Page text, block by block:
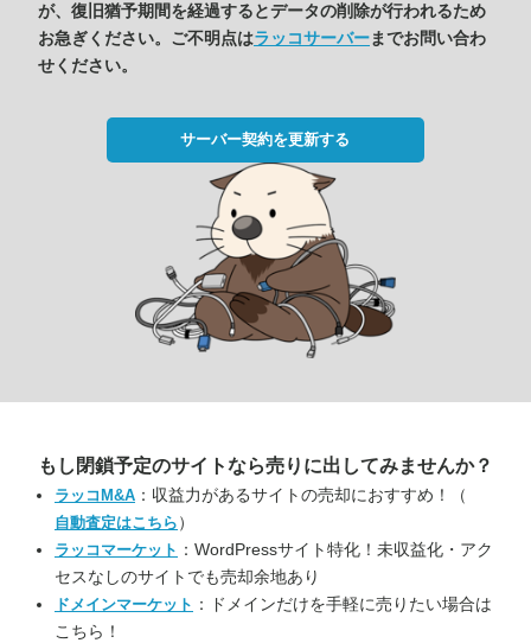
が、復旧猶予期間を経過するとデータの削除が行われるため
お急ぎください。ご不明点はラッコサーバーまでお問い合わ
せください。
サーバー契約を更新する
もし閉鎖予定のサイトなら売りに出してみませんか？
ラッコM&A ：収益力があるサイトの売却におすすめ！（
自動査定はこちら ）
ラッコマーケット ：WordPressサイト特化！未収益化・アク
セスなしのサイトでも売却余地あり
ドメインマーケット ：ドメインだけを手軽に売りたい場合は
こちら！